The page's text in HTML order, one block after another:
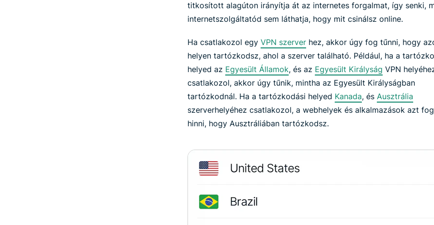
titkosított alagúton irányítja át az internetes forgalmat, így senki,
internetszolgáltatód sem láthatja, hogy mit csinálsz online.
Ha csatlakozol egy VPN szerver hez, akkor úgy fog tűnni, hogy
helyen tartózkodsz, ahol a szerver található. Például, ha a
helyed az Egyesült Államok, és az Egyesült Királyság VPN
csatlakozol, akkor úgy tűnik, mintha az Egyesült Királyságban
tartózkodnál. Ha a tartózkodási helyed Kanada, és Ausztrália
szerverhelyéhez csatlakozol, a webhelyek és alkalmazások azt
hinni, hogy Ausztráliában tartózkodsz.